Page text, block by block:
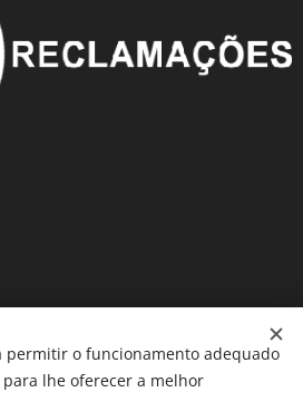
Saldo ®️ Cookies
permitir o funcionamento adequado
lhe oferecer a melhor